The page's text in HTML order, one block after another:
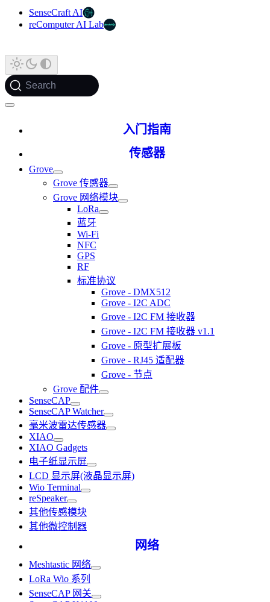
SenseCraft AI
reComputer AI Lab
Search
入门指南
传感器
Grove
Grove 传感器
Grove 网络模块
LoRa
蓝牙
Wi-Fi
NFC
GPS
RF
标准协议
Grove - DMX512
Grove - I2C ADC
Grove - I2C FM 接收器
Grove - I2C FM 接收器 v1.1
Grove - 原型扩展板
Grove - RJ45 适配器
Grove - 节点
Grove 配件
SenseCAP
SenseCAP Watcher
毫米波雷达传感器
XIAO
XIAO Gadgets
电子纸显示屏
LCD 显示屏(液晶显示屏)
Wio Terminal
reSpeaker
其他传感模块
其他微控制器
网络
Meshtastic 网络
LoRa Wio 系列
SenseCAP 网关